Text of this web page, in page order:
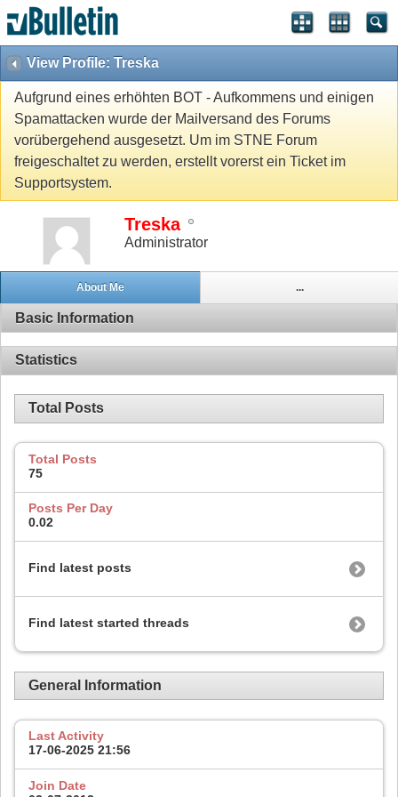
View Profile: Treska
Aufgrund eines erhöhten BOT - Aufkommens und einigen
Spamattacken wurde der Mailversand des Forums
vorübergehend ausgesetzt. Um im STNE Forum
freigeschaltet zu werden, erstellt vorerst ein Ticket im
Supportsystem.
Treska
Administrator
About Me ...
Basic Information
Statistics
Total Posts
Total Posts
75
Posts Per Day
0.02
Find latest posts
Find latest started threads
General Information
Last Activity
17-06-2025 21:56
Join Date